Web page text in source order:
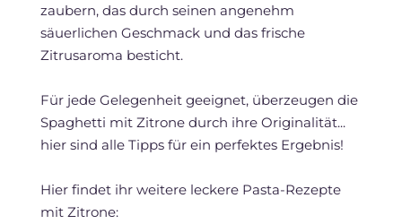
zaubern, das durch seinen angenehm
säuerlichen Geschmack und das frische
Zitrusaroma besticht.
Für jede Gelegenheit geeignet, überzeugen die
Spaghetti mit Zitrone durch ihre Originalität...
hier sind alle Tipps für ein perfektes Ergebnis!
Hier findet ihr weitere leckere Pasta-Rezepte
mit Zitrone: